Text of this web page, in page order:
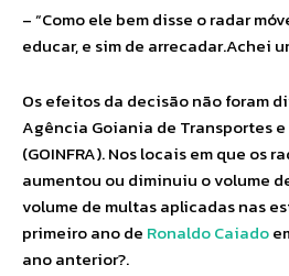
– “Como ele bem disse o radar
educar, e sim de arrecadar.Achei
Os efeitos da decisão não foram
Agência Goiania de Transportes e
(GOINFRA). Nos locais em que os
aumentou ou diminuiu o volume
volume de multas aplicadas nas
primeiro ano de Ronaldo Caiado
ano anterior?.